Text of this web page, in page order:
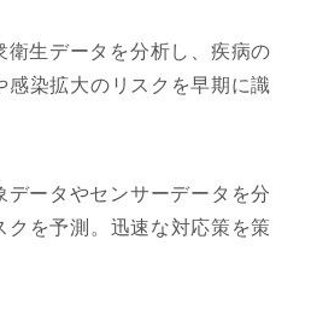
衛生データを分析し、疾病の
感染拡大のリスクを早期に識
データやセンサーデータを分
クを予測。迅速な対応策を策